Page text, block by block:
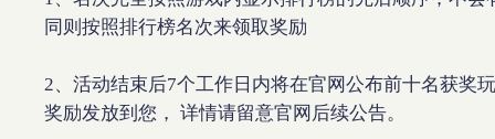
同则按照排行榜名次来领取奖励
2、活动结束后7个工作日内将在官网公布前十名获奖
奖励发放到您， 详情请留意官网后续公告。